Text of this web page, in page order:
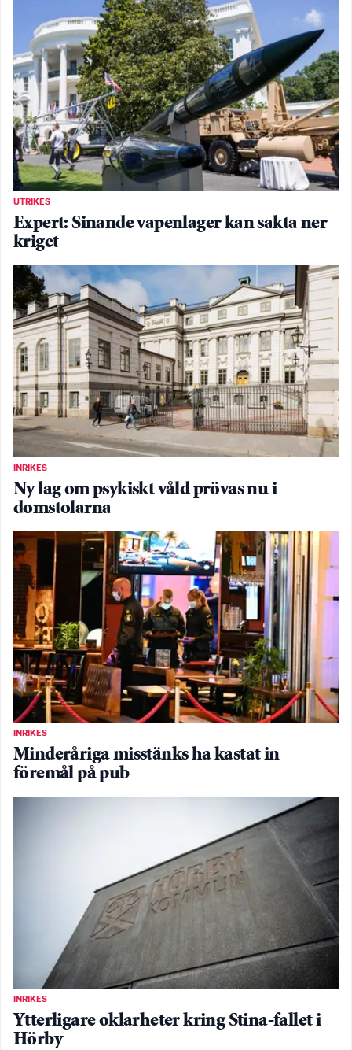
UTRIKES
Expert: Sinande vapenlager kan sakta ner
kriget
INRIKES
Ny lag om psykiskt våld prövas nu i
domstolarna
INRIKES
Minderåriga misstänks ha kastat in
föremål på pub
INRIKES
Ytterligare oklarheter kring Stina-fallet i
Hörby